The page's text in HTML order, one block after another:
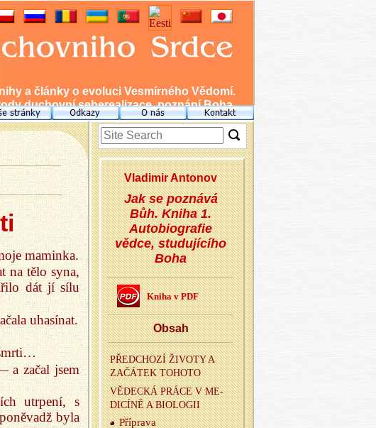
a články o evoluci Vesmírného Vědomí.
duchovní seberealizace, poznání Boha.
maminka.
na tělo syna,
dát jí sílu
uhasínat.
a začal jsem
utrpení, s
byla
Vla­di­mir An­to­nov
Jak se poznává
Bůh. Kniha 1.
Autobiografie
vědce, studujícího
Boha
Kniha v PDF
Obsah
PŘED­CHO­ZÍ ŽI­VO­TY A
ZA­ČÁ­TEK TO­HO­TO
VĚ­DEC­KÁ PRÁCE V ME­
DI­CÍ­NĚ A BI­O­LO­GII
Pří­pra­va